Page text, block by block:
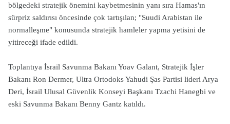
bölgedeki stratejik önemini kaybetmesinin yanı sıra Hamas'ın
sürpriz saldırısı öncesinde çok tartışılan; "Suudi Arabistan ile
normalleşme" konusunda stratejik hamleler yapma yetisini de
yitireceği ifade edildi.
Toplantıya İsrail Savunma Bakanı Yoav Galant, Stratejik İşler
Bakanı Ron Dermer, Ultra Ortodoks Yahudi Şas Partisi lideri Arya
Deri, İsrail Ulusal Güvenlik Konseyi Başkanı Tzachi Hanegbi ve
eski Savunma Bakanı Benny Gantz katıldı.